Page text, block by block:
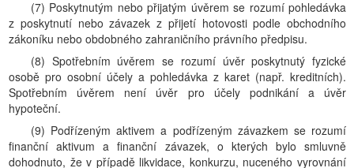
(7) Poskytnutým nebo přijatým úvěrem se rozumí pohledávka
z poskytnutí nebo závazek z přijetí hotovosti podle obchodního
zákoníku nebo obdobného zahraničního právního předpisu.
(8) Spotřebním úvěrem se rozumí úvěr poskytnutý fyzické
osobě pro osobní účely a pohledávka z karet (např. kreditních).
Spotřebním úvěrem není úvěr pro účely podnikání a úvěr
hypoteční.
(9) Podřízeným aktivem a podřízeným závazkem se rozumí
finanční aktivum a finanční závazek, o kterých bylo smluvně
dohodnuto, že v případě likvidace, konkurzu, nuceného vyrovnání